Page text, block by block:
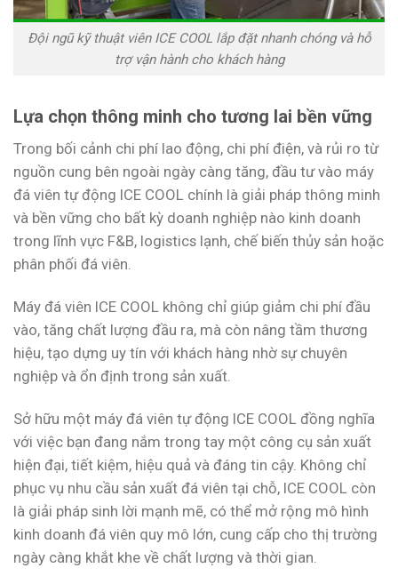
Đội ngũ kỹ thuật viên ICE COOL lắp đặt nhanh chóng và hỗ
trợ vận hành cho khách hàng
Lựa chọn thông minh cho tương lai bền vững
Trong bối cảnh chi phí lao động, chi phí điện, và rủi ro từ
nguồn cung bên ngoài ngày càng tăng, đầu tư vào máy
đá viên tự động ICE COOL chính là giải pháp thông minh
và bền vững cho bất kỳ doanh nghiệp nào kinh doanh
trong lĩnh vực F&B, logistics lạnh, chế biến thủy sản hoặc
phân phối đá viên.
Máy đá viên ICE COOL không chỉ giúp giảm chi phí đầu
vào, tăng chất lượng đầu ra, mà còn nâng tầm thương
hiệu, tạo dựng uy tín với khách hàng nhờ sự chuyên
nghiệp và ổn định trong sản xuất.
Sở hữu một máy đá viên tự động ICE COOL đồng nghĩa
với việc bạn đang nắm trong tay một công cụ sản xuất
hiện đại, tiết kiệm, hiệu quả và đáng tin cậy. Không chỉ
phục vụ nhu cầu sản xuất đá viên tại chỗ, ICE COOL còn
là giải pháp sinh lời mạnh mẽ, có thể mở rộng mô hình
kinh doanh đá viên quy mô lớn, cung cấp cho thị trường
ngày càng khắt khe về chất lượng và thời gian.